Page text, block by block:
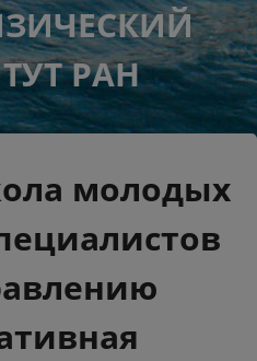
РАН
молодых